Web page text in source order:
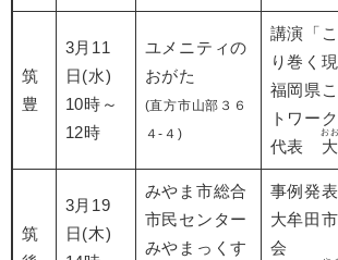
筑
豊
3月11
日(水)
10時～
12時
ユメニティの
おがた
(直方市山部３６
４-４)
講演「
り巻く現
福岡県
トワーク
代表
お
筑
3月19
日(木)
みやま市総合
市民センター
みやまっくす
事例発表
大牟田
会